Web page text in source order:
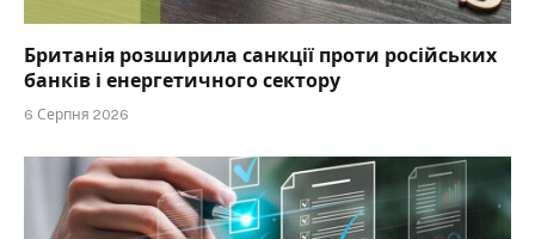
Британія розширила санкції проти російських
банків і енергетичного сектору
6 Серпня 2026